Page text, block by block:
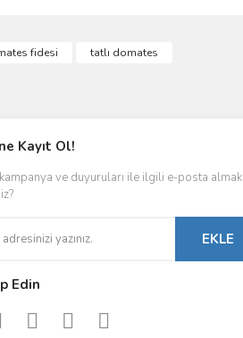
fidesi
tatlı domates
Kayıt Ol!
kampanya ve duyuruları ile ilgili e-posta almak
EKLE
Edin